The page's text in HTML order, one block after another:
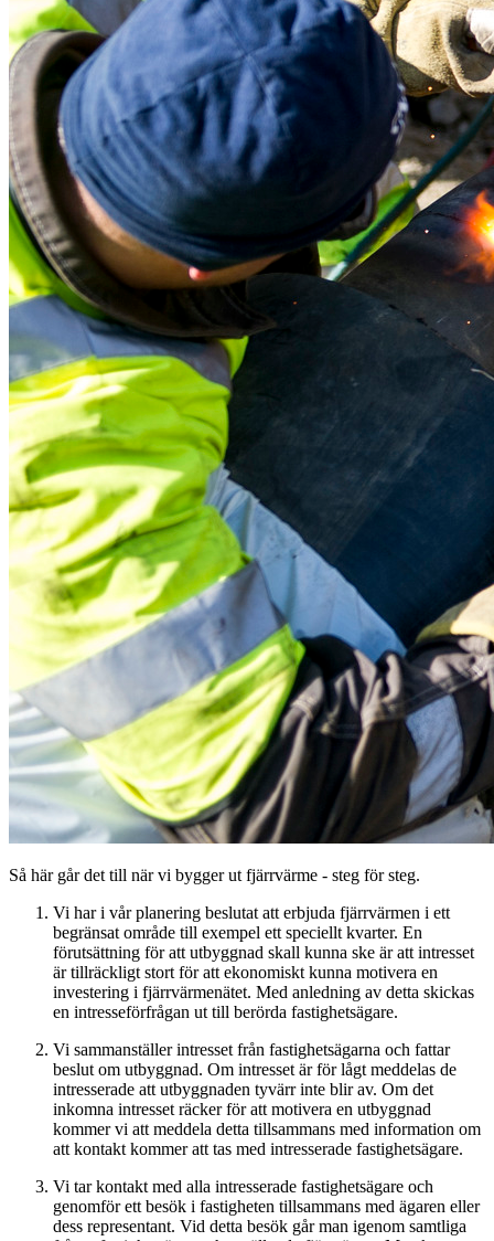
Så här går det till när vi bygger ut fjärrvärme - steg för steg.
Vi har i vår planering beslutat att erbjuda fjärrvärmen i ett
begränsat område till exempel ett speciellt kvarter. En
förutsättning för att utbyggnad skall kunna ske är att intresset
är tillräckligt stort för att ekonomiskt kunna motivera en
investering i fjärrvärmenätet. Med anledning av detta skickas
en intresseförfrågan ut till berörda fastighetsägare.
Vi sammanställer intresset från fastighetsägarna och fattar
beslut om utbyggnad. Om intresset är för lågt ​meddelas de
intresserade att utbyggnaden tyvärr inte blir av. Om det
inkomna intresset räcker för att motivera en utbyggnad
kommer vi att meddela detta tillsammans med information om
att kontakt kommer att tas med intresserade fastighetsägare.
Vi tar kontakt med alla intresserade fastighetsägare och
genomför ett besök i fastigheten tillsammans med ägaren eller
dess representant. Vid detta besök går man igenom samtliga